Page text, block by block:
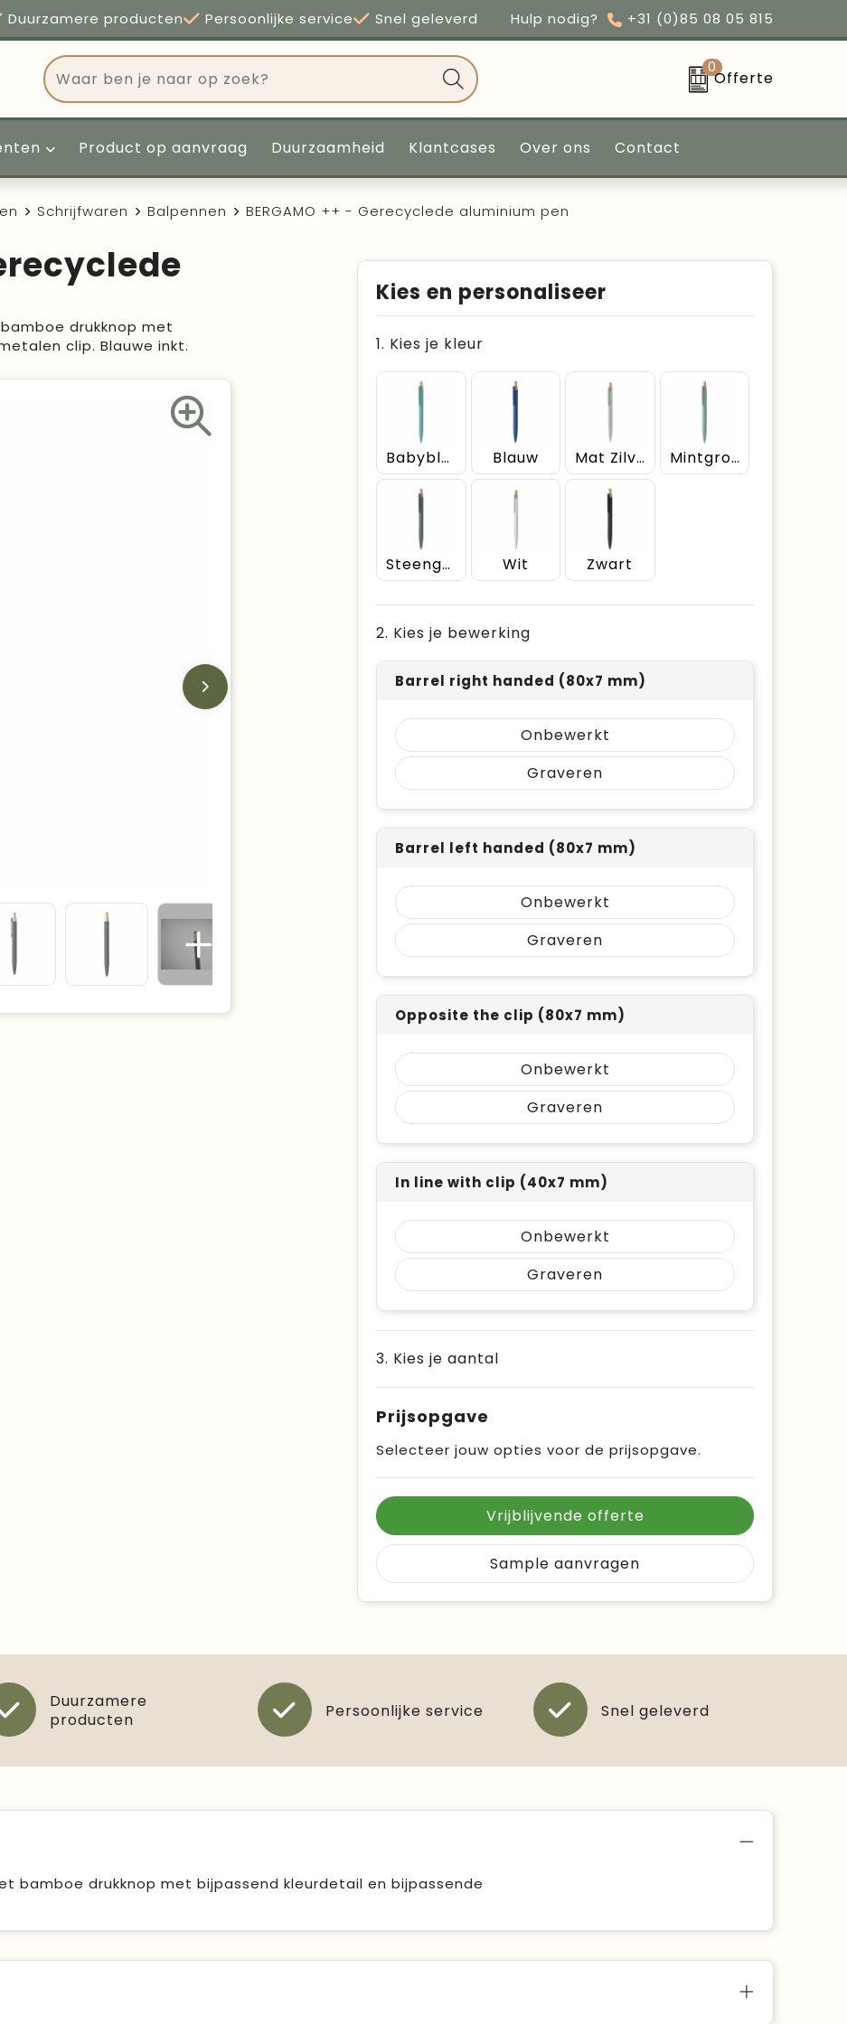
Duurzamere producten Persoonlijke service Snel geleverd Hulp nodig? +31 (0)85 08 05 815
0
Offerte
Product op aanvraag Duurzaamheid Klantcases Over ons Contact
Schrijfwaren Balpennen BERGAMO ++ - Gerecyclede aluminium pen
drukknop met
clip. Blauwe inkt.
Kies en personaliseer
1. Kies je kleur
Babyblauw Blauw Mat Zilver Mintgroen
Steengrijs Wit Zwart
2. Kies je bewerking
Barrel right handed (80x7 mm)
Onbewerkt
Graveren
Barrel left handed (80x7 mm)
Onbewerkt
Graveren
Opposite the clip (80x7 mm)
Onbewerkt
Graveren
In line with clip (40x7 mm)
Onbewerkt
Graveren
3. Kies je aantal
Prijsopgave
Selecteer jouw opties voor de prijsopgave.
Vrijblijvende offerte
Sample aanvragen
Duurzamere
producten
Persoonlijke service Snel geleverd
bamboe drukknop met bijpassend kleurdetail en bijpassende